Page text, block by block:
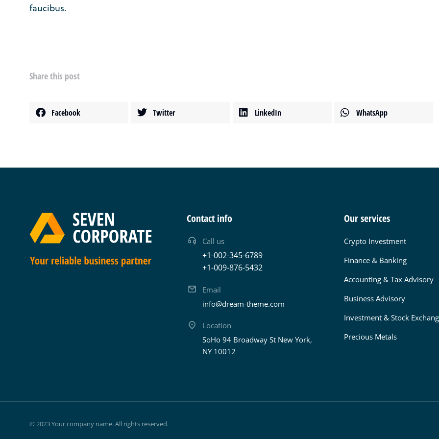
faucibus.
Share this post
Facebook Twitter LinkedIn WhatsApp
Contact info
Call us
+1-002-345-6789
+1-009-876-5432
Email
info@dream-theme.com
Location
SoHo 94 Broadway St New York,
NY 10012
Our services
Crypto Investment
Finance & Banking
Accounting & Tax Advisory
Business Advisory
Investment & Stock
Precious Metals
© 2023 Your company name. All rights reserved.